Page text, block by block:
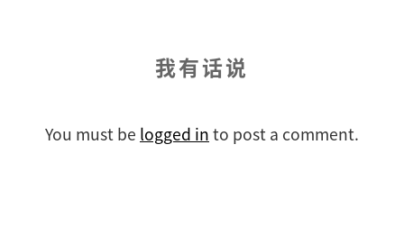
我有话说
You must be logged in to post a comment.